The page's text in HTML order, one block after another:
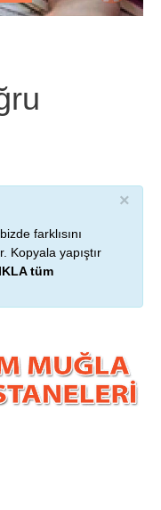
×
farklısını
Kopyala yapıştır
tüm